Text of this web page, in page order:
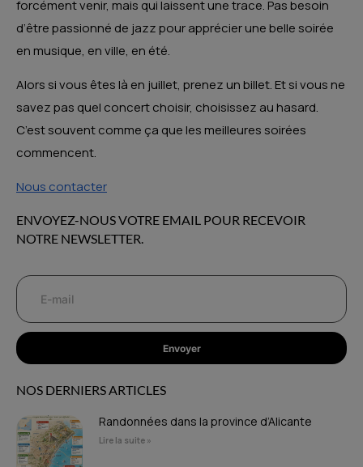
forcément venir, mais qui laissent une trace. Pas besoin
d’être passionné de jazz pour apprécier une belle soirée
en musique, en ville, en été.
Alors si vous êtes là en juillet, prenez un billet. Et si vous ne
savez pas quel concert choisir, choisissez au hasard.
C’est souvent comme ça que les meilleures soirées
commencent.
Nous contacter
ENVOYEZ-NOUS VOTRE EMAIL POUR RECEVOIR
NOTRE NEWSLETTER.
Envoyer
NOS DERNIERS ARTICLES
Randonnées dans la province d’Alicante
Lire la suite »